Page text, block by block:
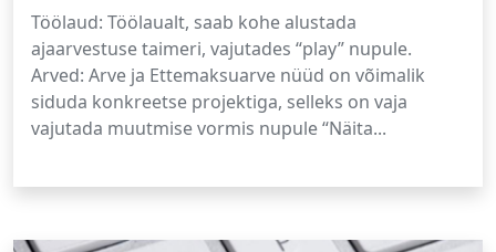
Töölaud: Töölaualt, saab kohe alustada
ajaarvestuse taimeri, vajutades “play” nupule.
Arved: Arve ja Ettemaksuarve nüüd on võimalik
siduda konkreetse projektiga, selleks on vaja
vajutada muutmise vormis nupule “Näita...